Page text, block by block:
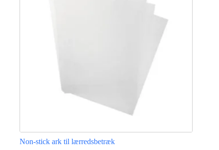
Non-stick ark til lærredsbetræk